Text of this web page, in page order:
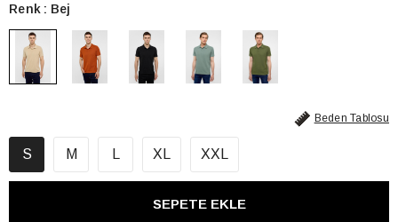
Renk Bej
Beden Tablosu
S M XL XXL